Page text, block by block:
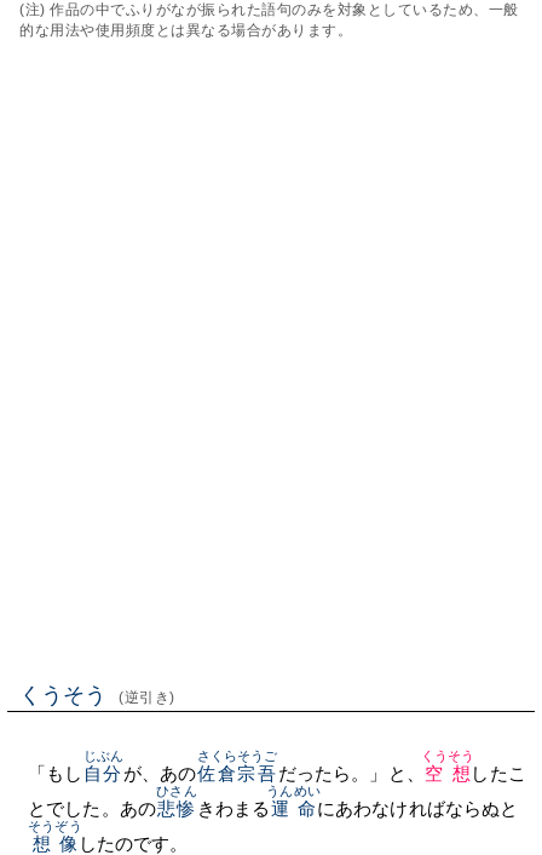
(注) 作品の中でふりがなが振られた語句のみを対象としているため、一般
的な用法や使用頻度とは異なる場合があります。
くうそう (逆引き)
「もし 自分
じぶん
が、あの佐倉宗吾
さくらそうご
だったら。」と、 空想
くうそう
したこ
とでした。あの悲惨
ひさん
きわまる運命
うんめい
にあわなければならぬと
想像
そうぞう
したのです。